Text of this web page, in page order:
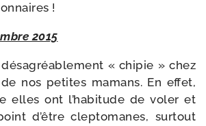
!
2015
« chi­pie » chez
nos petites mamans. En effet,
elles ont l’habitude de voler et
d’être clep­to­manes, sur­tout